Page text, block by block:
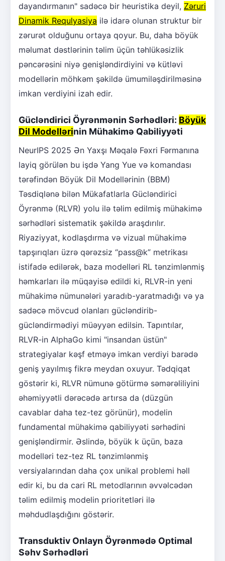
dayandırmanın" sadəcə bir heuristika deyil, Zəruri
Dinamik Requlyasiya ilə idarə olunan struktur bir
zərurət olduğunu ortaya qoyur. Bu, daha böyük
məlumat dəstlərinin təlim üçün təhlükəsizlik
pəncərəsini niyə genişləndirdiyini və kütləvi
modellərin möhkəm şəkildə ümumiləşdirilməsinə
imkan verdiyini izah edir.
Gücləndirici Öyrənmənin Sərhədləri: Böyük
Dil Modellərinin Mühakimə Qabiliyyəti
NeurIPS 2025 Ən Yaxşı Məqalə Fəxri Fərmanına
layiq görülən bu işdə Yang Yue və komandası
tərəfindən Böyük Dil Modellərinin (BBM)
Təsdiqlənə bilən Mükafatlarla Gücləndirici
Öyrənmə (RLVR) yolu ilə təlim edilmiş mühakimə
sərhədləri sistematik şəkildə araşdırılır.
Riyaziyyat, kodlaşdırma və vizual mühakimə
tapşırıqları üzrə qərəzsiz “pass@k” metrikası
istifadə edilərək, baza modelləri RL tənzimlənmiş
həmkarları ilə müqayisə edildi ki, RLVR-in yeni
mühakimə nümunələri yaradıb-yaratmadığı və ya
sadəcə mövcud olanları gücləndirib-
gücləndirmədiyi müəyyən edilsin. Tapıntılar,
RLVR-in AlphaGo kimi "insandan üstün"
strategiyalar kəşf etməyə imkan verdiyi barədə
geniş yayılmış fikrə meydan oxuyur. Tədqiqat
göstərir ki, RLVR nümunə götürmə səmərəliliyini
əhəmiyyətli dərəcədə artırsa da (düzgün
cavablar daha tez-tez görünür), modelin
fundamental mühakimə qabiliyyəti sərhədini
genişləndirmir. Əslində, böyük k üçün, baza
modelləri tez-tez RL tənzimlənmiş
versiyalarından daha çox unikal problemi həll
edir ki, bu da cari RL metodlarının əvvəlcədən
təlim edilmiş modelin prioritetləri ilə
məhdudlaşdığını göstərir.
Transduktiv Onlayn Öyrənmədə Optimal
Səhv Sərhədləri